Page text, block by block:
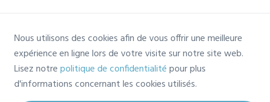
Nous utilisons des cookies afin de vous offrir une meilleure
expérience en ligne lors de votre visite sur notre site web.
Lisez notrepolitique de confidentialitépour plus
d'informations concernant les cookies utilisés.